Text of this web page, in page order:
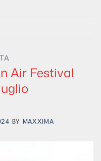
Air Festival
BY MAXXIMA